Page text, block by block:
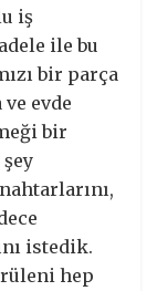
iş
ile bu
bir parça
evde
bir
istedik.
hep